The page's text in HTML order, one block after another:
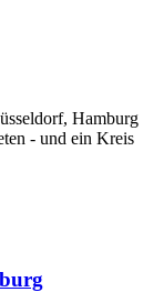
Hamburg
- und ein Kreis